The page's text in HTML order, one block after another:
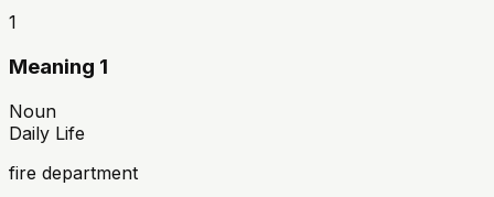
1
Meaning 1
Noun
Daily Life
fire department